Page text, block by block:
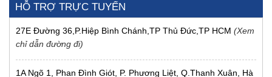
HỖ TRỢ TRỰC TUYẾN
27E Đường 36,P.Hiệp Bình Chánh,TP Thủ Đức,TP HCM (Xem
chỉ dẫn đường đi)
1A Ngõ 1, Phan Đình Giót, P. Phương Liệt, Q.Thanh Xuân, Hà